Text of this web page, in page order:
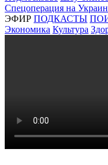
Спецоперация на
ЭФИР ПОДКАСТЫ
Экономика Культура